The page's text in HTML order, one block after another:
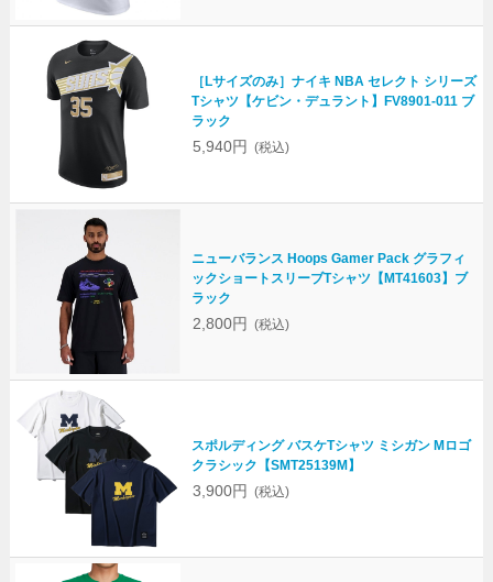
［Lサイズのみ］ナイキ NBA セレクト シリーズ
Tシャツ【ケビン・デュラント】FV8901-011 ブ
ラック
5,940円 (税込)
ニューバランス Hoops Gamer Pack グラフィ
ックショートスリーブTシャツ【MT41603】ブ
ラック
2,800円 (税込)
スポルディング バスケTシャツ ミシガン Mロゴ
クラシック【SMT25139M】
3,900円 (税込)